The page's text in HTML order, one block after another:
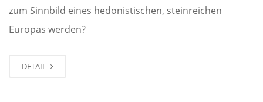
zum Sinnbild eines hedonistischen, steinreichen
Europas werden?
DETAIL